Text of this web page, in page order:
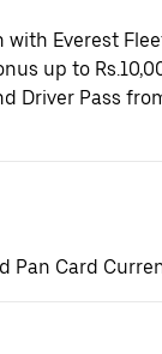
with Everest
up to
Driver Pass
Pan Card